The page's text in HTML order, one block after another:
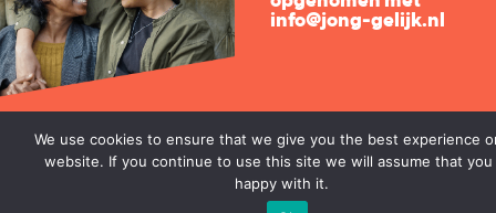
info@jong-gelijk.nl
We use cookies to ensure that we give you the best experience
website. If you continue to use this site we will assume that you
happy with it.